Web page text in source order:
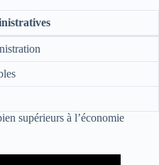
supérieurs à l’économie